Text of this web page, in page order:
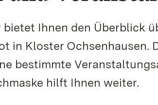
bietet Ihnen den Überblick
in Kloster Ochsenhausen.
bestimmte
hilft Ihnen weiter.